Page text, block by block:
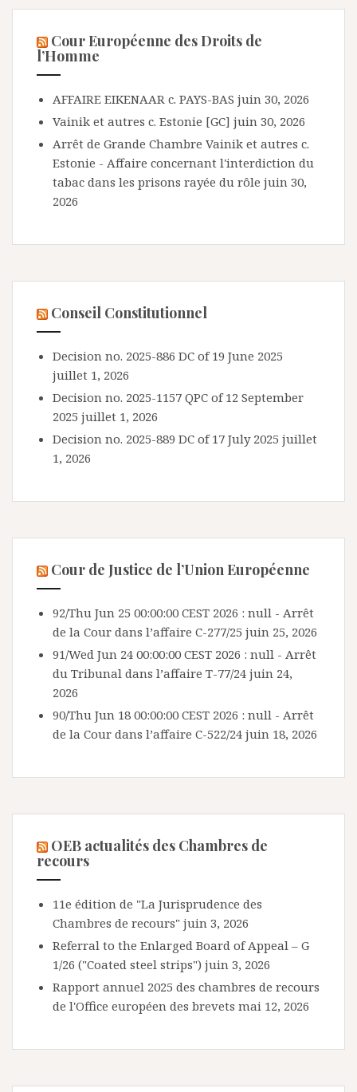
Cour Européenne des Droits de
l’Homme
AFFAIRE EIKENAAR c. PAYS-BAS juin 30, 2026
Vainik et autres c. Estonie [GC] juin 30, 2026
Arrêt de Grande Chambre Vainik et autres c.
Estonie - Affaire concernant l'interdiction du
tabac dans les prisons rayée du rôle juin 30,
2026
Conseil Constitutionnel
Decision no. 2025-886 DC of 19 June 2025
juillet 1, 2026
Decision no. 2025-1157 QPC of 12 September
2025 juillet 1, 2026
Decision no. 2025-889 DC of 17 July 2025 juillet
1, 2026
Cour de Justice de l’Union Européenne
92/Thu Jun 25 00:00:00 CEST 2026 : null - Arrêt
de la Cour dans l’affaire C-277/25 juin 25, 2026
91/Wed Jun 24 00:00:00 CEST 2026 : null - Arrêt
du Tribunal dans l’affaire T-77/24 juin 24,
2026
90/Thu Jun 18 00:00:00 CEST 2026 : null - Arrêt
de la Cour dans l’affaire C-522/24 juin 18, 2026
OEB actualités des Chambres de
recours
11e édition de "La Jurisprudence des
Chambres de recours" juin 3, 2026
Referral to the Enlarged Board of Appeal – G
1/26 ("Coated steel strips") juin 3, 2026
Rapport annuel 2025 des chambres de recours
de l'Office européen des brevets mai 12, 2026